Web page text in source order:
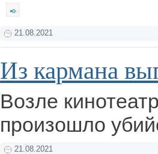
21.08.2021
Из кармана
Возле
произошло
21.08.2021